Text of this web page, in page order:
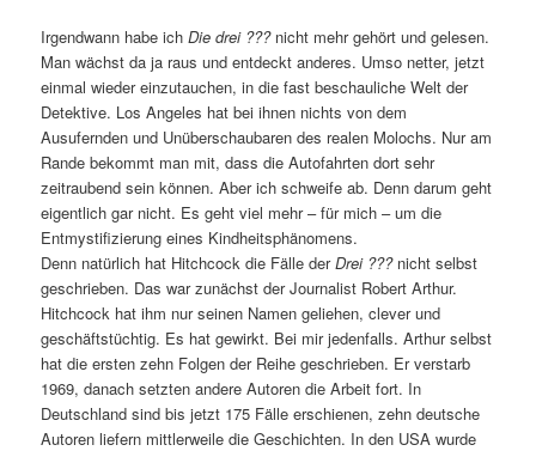
Irgendwann habe ichDie drei ???nicht mehr gehört und gelesen.
Man wächst da ja raus und entdeckt anderes. Umso netter, jetzt
einmal wieder einzutauchen, in die fast beschauliche Welt der
Detektive. Los Angeles hat bei ihnen nichts von dem
Ausufernden und Unüberschaubaren des realen Molochs. Nur am
Rande bekommt man mit, dass die Autofahrten dort sehr
zeitraubend sein können. Aber ich schweife ab. Denn darum geht
eigentlich gar nicht. Es geht viel mehr – für mich – um die
Entmystifizierung eines Kindheitsphänomens.
Denn natürlich hat Hitchcock die Fälle derDrei ???nicht selbst
geschrieben. Das war zunächst der Journalist Robert Arthur.
Hitchcock hat ihm nur seinen Namen geliehen, clever und
geschäftstüchtig. Es hat gewirkt. Bei mir jedenfalls. Arthur selbst
hat die ersten zehn Folgen der Reihe geschrieben. Er verstarb
1969, danach setzten andere Autoren die Arbeit fort. In
Deutschland sind bis jetzt 175 Fälle erschienen, zehn deutsche
Autoren liefern mittlerweile die Geschichten. In den USA wurde